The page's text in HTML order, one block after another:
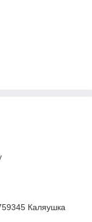
Каляушка